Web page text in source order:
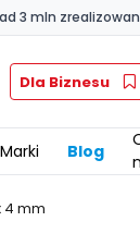
3 mln
Dla Biznesu
Marki Blog
4 mm